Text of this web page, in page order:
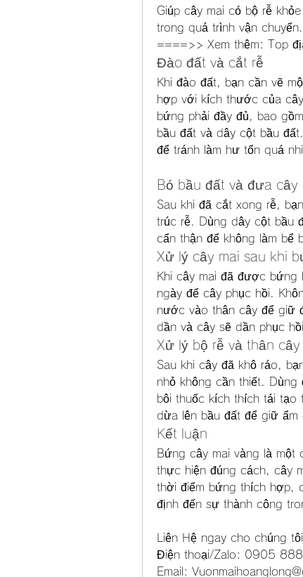
Giúp cây mai có bộ rễ
trong quá trình vận chuyển.
====>> Xem thêm: Top
Đào đất và cắt rễ
Khi đào đất, bạn cần vẽ
hợp với kích thước của
bứng phải đầy đủ, bao
bầu đất và dây cột bầu
để tránh làm hư tổn quá
Bó bầu đất và đưa cây
Sau khi đã cắt xong rễ,
trúc rễ. Dùng dây cột bầu
cẩn thận để không làm bể
Xử lý cây mai sau khi
Khi cây mai đã được
ngày để cây phục hồi.
nước vào thân cây để giữ
dần và cây sẽ dần phục hồi.
Xử lý bộ rễ và thân cây
Sau khi cây đã khô ráo,
nhỏ không cần thiết.
bôi thuốc kích thích tái tạo
dừa lên bầu đất để giữ ẩm
Kết luận
Bứng cây mai vàng là một
thực hiện đúng cách, cây
thời điểm bứng thích hợp,
định đến sự thành công
Liên Hệ ngay cho chúng
Điện thoại/Zalo: 0905
Email: